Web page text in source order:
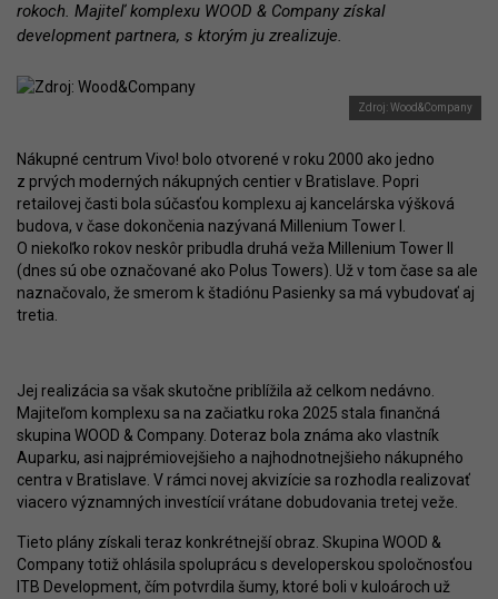
rokoch. Majiteľ komplexu WOOD & Company získal
development partnera, s ktorým ju zrealizuje.
Zdroj: Wood&Company
Nákupné centrum Vivo! bolo otvorené v roku 2000 ako jedno
z prvých moderných nákupných centier v Bratislave. Popri
retailovej časti bola súčasťou komplexu aj kancelárska výšková
budova, v čase dokončenia nazývaná Millenium Tower I.
O niekoľko rokov neskôr pribudla druhá veža Millenium Tower II
(dnes sú obe označované ako Polus Towers). Už v tom čase sa ale
naznačovalo, že smerom k štadiónu Pasienky sa má vybudovať aj
tretia.
Jej realizácia sa však skutočne priblížila až celkom nedávno.
Majiteľom komplexu sa na začiatku roka 2025 stala finančná
skupina WOOD & Company. Doteraz bola známa ako vlastník
Auparku, asi najprémiovejšieho a najhodnotnejšieho nákupného
centra v Bratislave. V rámci novej akvizície sa rozhodla realizovať
viacero významných investícií vrátane dobudovania tretej veže.
Tieto plány získali teraz konkrétnejší obraz. Skupina WOOD &
Company totiž ohlásila spoluprácu s developerskou spoločnosťou
ITB Development, čím potvrdila šumy, ktoré boli v kuloároch už